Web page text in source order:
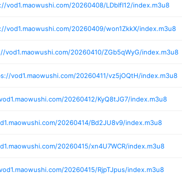
vod1.maowushi.com/20260408/LDbIfI12/index.m3u8
vod1.maowushi.com/20260409/won1ZkkX/index.m3u8
vod1.maowushi.com/20260410/ZGb5qWyG/index.m3u8
vod1.maowushi.com/20260411/vz5jOQtH/index.m3u8
20260412/KyQ8tJG7/index.m3u8
20260414/Bd2JU8v9/index.m3u8
20260415/xn4U7WCR/index.m3u8
20260415/RjpTJpus/index.m3u8